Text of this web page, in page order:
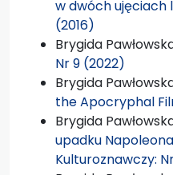
w dwóch ujęciach
(2016)
Brygida
Nr 9 (2022)
Brygida
the Apocryphal
Brygida
upadku
Kulturoznawczy: